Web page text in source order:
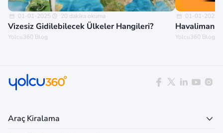
01-01-2025 20 dakika okuma
Vizesiz Gidilebilecek Ülkeler Hangileri?
Yolcu360 Blog
01-01-2025
Yolcu360 Blog
Araç Kiralama